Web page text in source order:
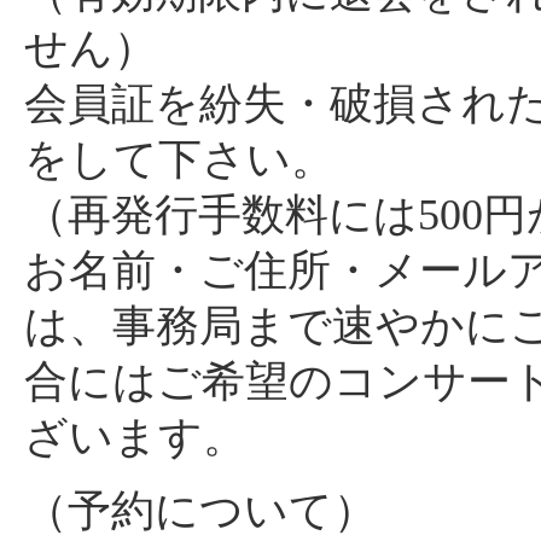
せん）
会員証を紛失・破損され
をして下さい。
（再発行手数料には500
お名前・ご住所・メール
は、事務局まで速やかに
合にはご希望のコンサー
ざいます。
（予約について）